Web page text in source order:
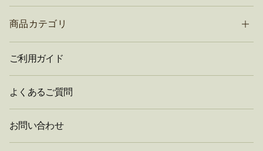
商品カテゴリ
ご利用ガイド
よくあるご質問
お問い合わせ